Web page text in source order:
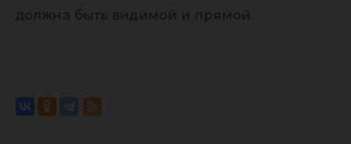
должна быть видимой и прямой.